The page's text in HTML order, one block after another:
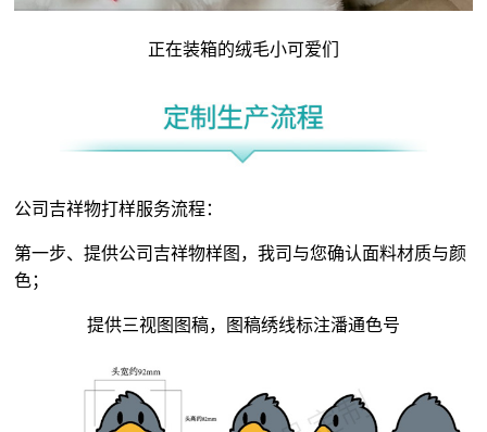
正在装箱的绒毛小可爱们
公司吉祥物打样服务流程：
第一步、提供公司吉祥物样图，我司与您确认面料材质与颜
色；
提供三视图图稿，图稿绣线标注潘通色号